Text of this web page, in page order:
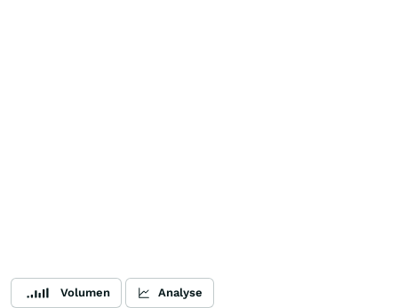
Volumen Analyse